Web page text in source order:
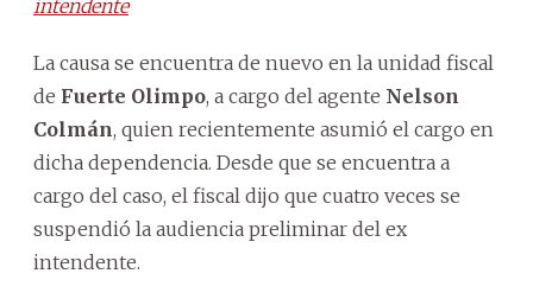
intendente
La causa se encuentra de nuevo en la unidad fiscal
de Fuerte Olimpo, a cargo del agente Nelson
Colmán, quien recientemente asumió el cargo en
dicha dependencia. Desde que se encuentra a
cargo del caso, el fiscal dijo que cuatro veces se
suspendió la audiencia preliminar del ex
intendente.